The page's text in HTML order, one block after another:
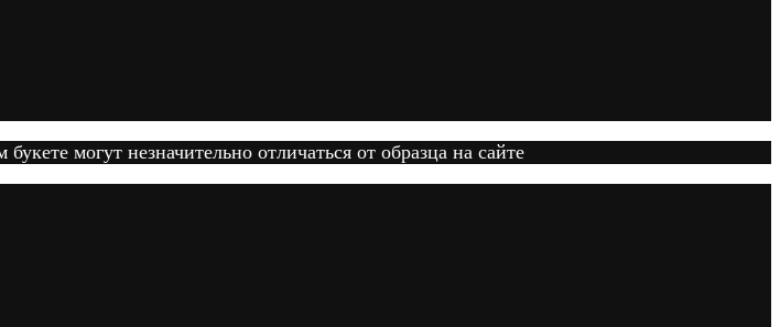
могут незначительно отличаться от образца на сайте